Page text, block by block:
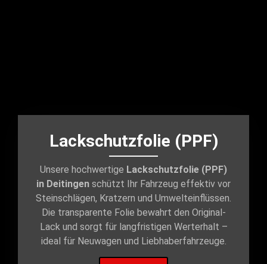
Lackschutzfolie (PPF)
Unsere hochwertige Lackschutzfolie (PPF)
in Deitingen schützt Ihr Fahrzeug effektiv vor
Steinschlägen, Kratzern und Umwelteinflüssen.
Die transparente Folie bewahrt den Original-
Lack und sorgt für langfristigen Werterhalt –
ideal für Neuwagen und Liebhaberfahrzeuge.